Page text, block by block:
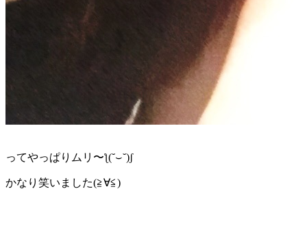
ってやっぱりムリ〜ƪ(˘⌣˘)ʃ
かなり笑いました(≧∀≦)